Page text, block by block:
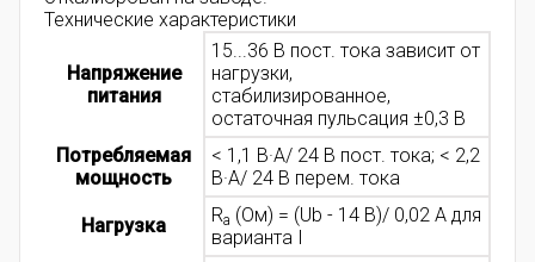
Технические характеристики
Напряжение
питания
15...36 В пост. тока зависит от
нагрузки,
стабилизированное,
остаточная пульсация ±0,3 В
Потребляемая
мощность
< 1,1 В·А/ 24 В пост. тока; < 2,2
В·А/ 24 В перем. тока
Нагрузка Ra (Ом) = (Ub - 14 В)/ 0,02 А для
варианта I